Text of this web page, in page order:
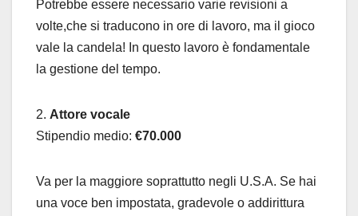
Potrebbe essere necessario varie revisioni a
volte,che si traducono in ore di lavoro, ma il gioco
vale la candela! In questo lavoro è fondamentale
la gestione del tempo.
2. Attore vocale
Stipendio medio: €70.000
Va per la maggiore soprattutto negli U.S.A. Se hai
una voce ben impostata, gradevole o addirittura